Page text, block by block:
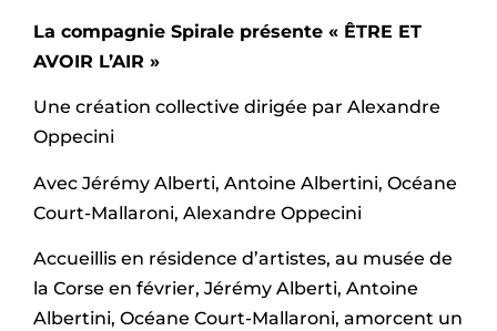
La compagnie Spirale présente « ÊTRE ET
AVOIR L’AIR »
Une création collective dirigée par Alexandre
Oppecini
Avec Jérémy Alberti, Antoine Albertini, Océane
Court-Mallaroni, Alexandre Oppecini
Accueillis en résidence d’artistes, au musée de
la Corse en février, Jérémy Alberti, Antoine
Albertini, Océane Court-Mallaroni, amorcent un